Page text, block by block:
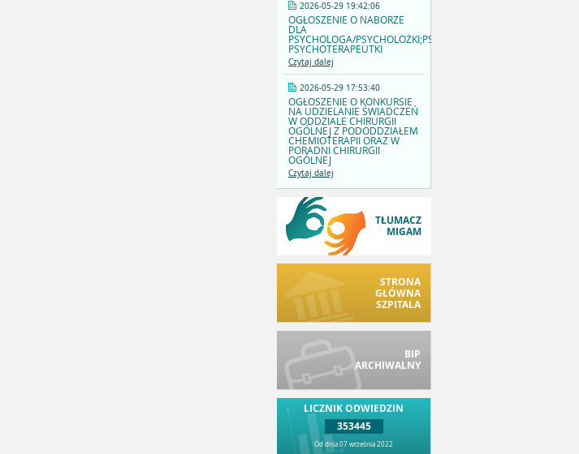
2026-05-29 19:42:06
OGŁOSZENIE O NABORZE
DLA
PSYCHOLOGA/PSYCHOLOŻKI;PSYCHOTERAPEUTY/
PSYCHOTERAPEUTKI
Czytaj dalej
2026-05-29 17:53:40
OGŁOSZENIE O KONKURSIE
NA UDZIELANIE ŚWIADCZEŃ
W ODDZIALE CHIRURGII
OGÓLNEJ Z PODODDZIAŁEM
CHEMIOTERAPII ORAZ W
PORADNI CHIRURGII
OGÓLNEJ
Czytaj dalej
TŁUMACZ
MIGAM
STRONA
GŁÓWNA
SZPITALA
BIP
ARCHIWALNY
LICZNIK ODWIEDZIN
353445
Od dnia 07 września 2022